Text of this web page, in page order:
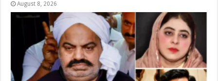
August 8, 2026